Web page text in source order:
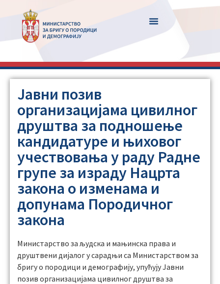
Јавни позив
организацијама цивилног
друштва за подношење
кандидатуре и њиховог
учествовања у раду Радне
групе за израду Нацрта
закона о изменама и
допунама Породичног
закона
Министарство за људска и мањинска права и
друштвени дијалог у сарадњи са Министарством за
бригу о породици и демографију, упућују Јавни
позив организацијама цивилног друштва за